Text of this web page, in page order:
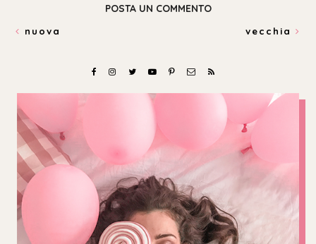
POSTA UN COMMENTO
nuova vecchia